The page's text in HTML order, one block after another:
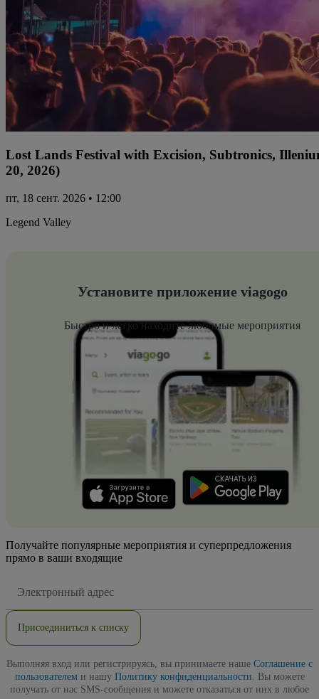
Lost Lands Festival with Excision, Subtronics,
20, 2026)
пт, 18 сент. 2026 • 12:00
Legend Valley
Установите приложение viagogo
Быстро и легко находите любимые мероприятия
Получайте популярные мероприятия и суперпредложения
прямо в ваши входящие
электронной
Присоединиться к списку
Выполняя вход или регистрируясь, вы принимаете наше Соглашение с
пользователеми нашу Политику конфиденциальности . Вы можете
получать от нас SMS-сообщения и можете отказаться от них в любое